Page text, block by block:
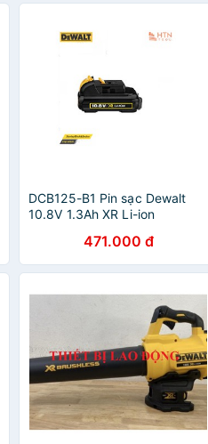
DCB125-B1 Pin sạc Dewalt
10.8V 1.3Ah XR Li-ion
471.000 đ